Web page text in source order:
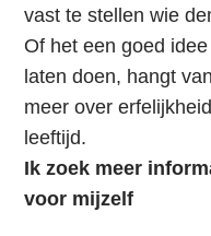
vast te stellen wie
Of het een goed
laten doen, hangt
meer over
leeftijd.
Ik zoek meer
voor mijzelf